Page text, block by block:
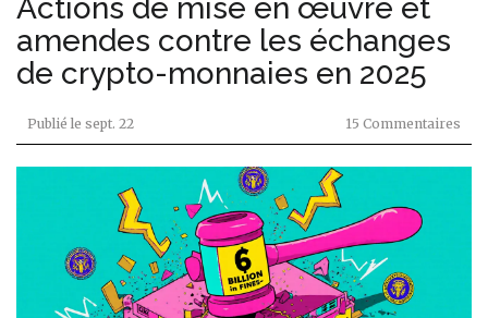
Actions de mise en œuvre et
amendes contre les échanges
de crypto-monnaies en 2025
Publié le sept. 22 15 Commentaires